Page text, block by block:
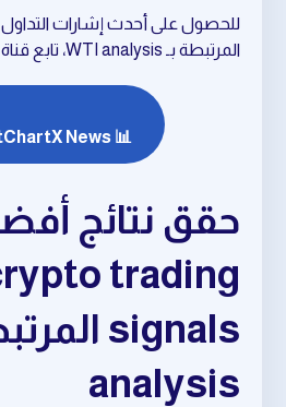
للحصول على أحدث إشارات التداول
المرتبطة بـ WTI analysis، تابع قناة الأخبار الخاصة بنا:
📊 SmartChartX News
حقق نتائج
trading
analysis